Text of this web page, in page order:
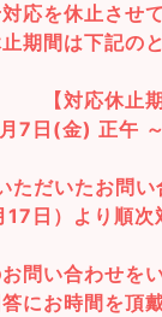
応を休止させ
期間は下記の
【対応休止
7日(金) 正午
ただいたお問い
日）より順次
問い合わせを
にお時間を頂